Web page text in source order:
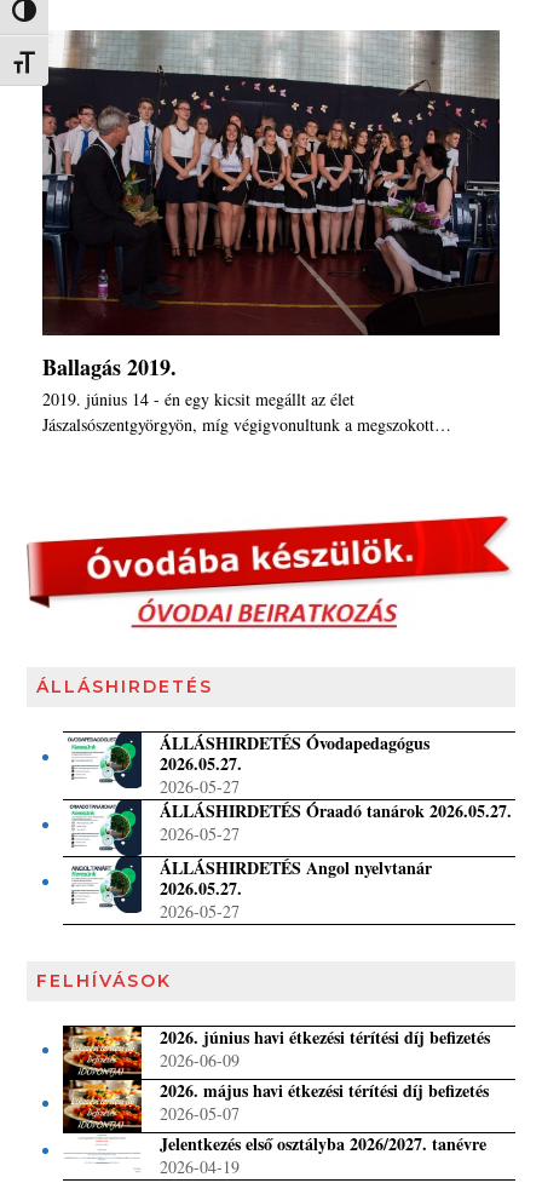
Nagy kontraszt váltása
Betűméret váltása
Ballagás 2019.
2019. június 14 - én egy kicsit megállt az élet
Jászalsószentgyörgyön, míg végigvonultunk a megszokott…
ÁLLÁSHIRDETÉS
ÁLLÁSHIRDETÉS Óvodapedagógus
2026.05.27.
2026-05-27
ÁLLÁSHIRDETÉS Óraadó tanárok 2026.05.27.
2026-05-27
ÁLLÁSHIRDETÉS Angol nyelvtanár
2026.05.27.
2026-05-27
FELHÍVÁSOK
2026. június havi étkezési térítési díj befizetés
2026-06-09
2026. május havi étkezési térítési díj befizetés
2026-05-07
Jelentkezés első osztályba 2026/2027. tanévre
2026-04-19